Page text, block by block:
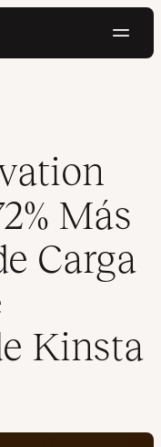
de Velocidad de
Más
Carga
Kinsta